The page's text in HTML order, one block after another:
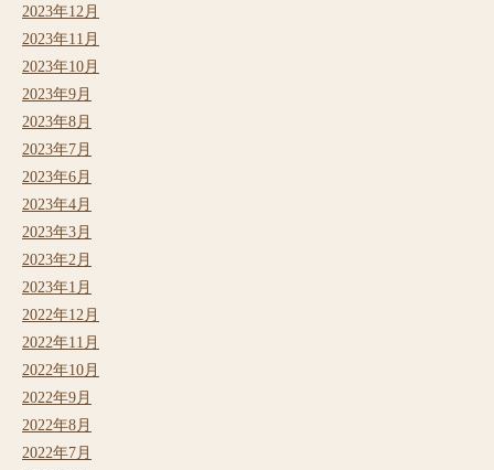
2023年12月
2023年11月
2023年10月
2023年9月
2023年8月
2023年7月
2023年6月
2023年4月
2023年3月
2023年2月
2023年1月
2022年12月
2022年11月
2022年10月
2022年9月
2022年8月
2022年7月